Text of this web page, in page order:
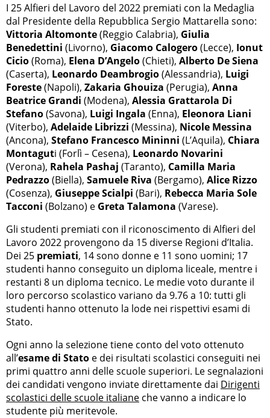
I 25 Alfieri del Lavoro del 2022 premiati con la Medaglia
dal Presidente della Repubblica Sergio Mattarella sono:
Vittoria Altomonte(Reggio Calabria), Giulia
Benedettini (Livorno), Giacomo Calogero(Lecce), Ionut
Cicio(Roma), Elena D’Angelo(Chieti), Alberto De Siena
(Caserta), Leonardo Deambrogio(Alessandria), Luigi
Foreste(Napoli), Zakaria Ghouiza (Perugia), Anna
Beatrice Grandi (Modena), Alessia Grattarola Di
Stefano(Savona), Luigi Ingala (Enna), Eleonora Liani
(Viterbo), Adelaide Librizzi (Messina), Nicole Messina
(Ancona), Stefano Francesco Mininni (L’Aquila), Chiara
Montaguti (Forlì – Cesena), Leonardo Novarini
(Verona), Rahela Pashaj (Taranto), Camilla Maria
Pedrazzo(Biella), Samuele Riva (Bergamo), Alice Rizzo
(Cosenza), Giuseppe Scialpi (Bari), Rebecca Maria Sole
Tacconi (Bolzano) e Greta Talamona (Varese).
Gli studenti premiati con il riconoscimento di Alfieri del
Lavoro 2022 provengono da 15 diverse Regioni d’Italia.
Dei 25 premiati, 14 sono donne e 11 sono uomini; 17
studenti hanno conseguito un diploma liceale, mentre i
restanti 8 un diploma tecnico. Le medie voto durante il
loro percorso scolastico variano da 9.76 a 10: tutti gli
studenti hanno ottenuto la lode nei rispettivi esami di
Stato.
Ogni anno la selezione tiene conto del voto ottenuto
all’esame di Stato e dei risultati scolastici conseguiti nei
primi quattro anni delle scuole superiori. Le segnalazioni
dei candidati vengono inviate direttamente dai Dirigenti
scolastici delle scuole italiane che vanno a indicare lo
studente più meritevole.